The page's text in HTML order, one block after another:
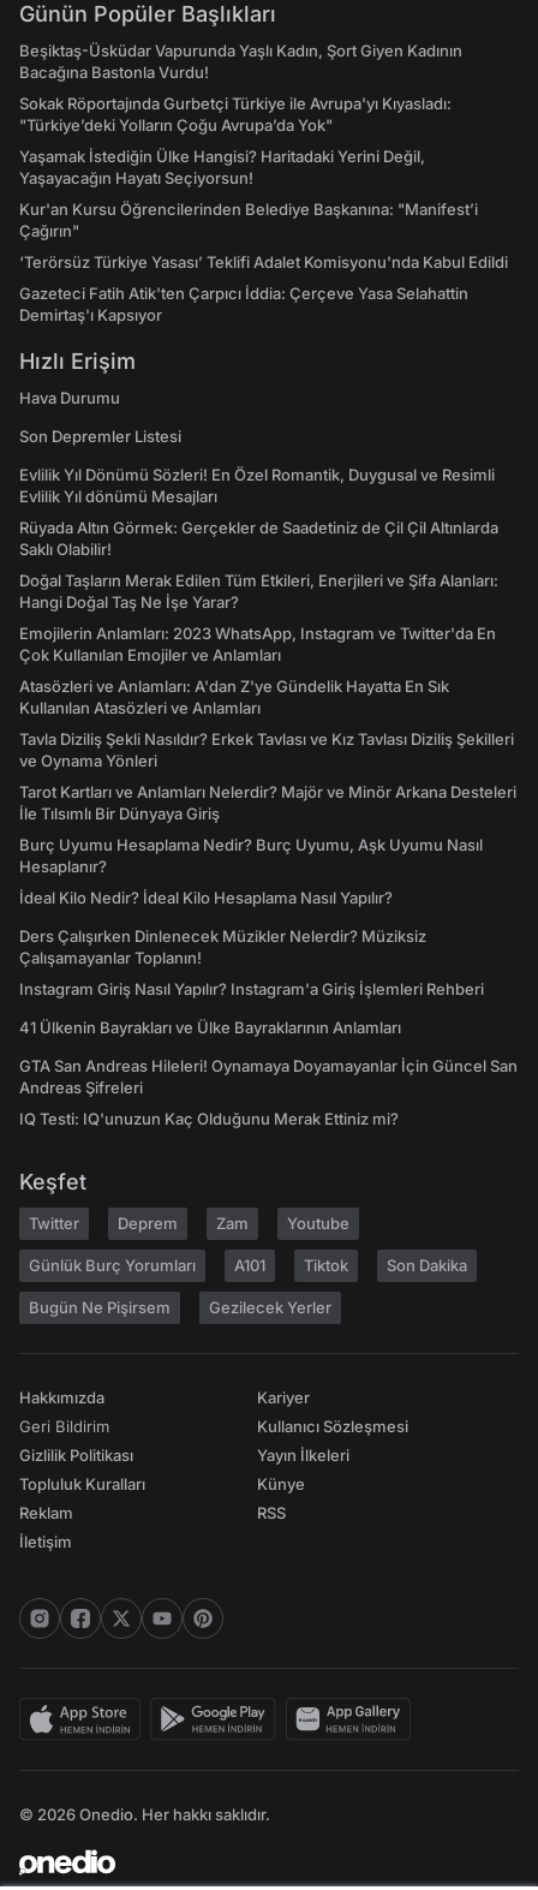
Günün Popüler Başlıkları
Beşiktaş-Üsküdar Vapurunda Yaşlı Kadın, Şort Giyen Kadının
Bacağına Bastonla Vurdu!
Sokak Röportajında Gurbetçi Türkiye ile Avrupa'yı Kıyasladı:
"Türkiye’deki Yolların Çoğu Avrupa’da Yok"
Yaşamak İstediğin Ülke Hangisi? Haritadaki Yerini Değil,
Yaşayacağın Hayatı Seçiyorsun!
Kur'an Kursu Öğrencilerinden Belediye Başkanına: "Manifest’i
Çağırın"
‘Terörsüz Türkiye Yasası’ Teklifi Adalet Komisyonu'nda Kabul Edildi
Gazeteci Fatih Atik'ten Çarpıcı İddia: Çerçeve Yasa Selahattin
Demirtaş'ı Kapsıyor
Hızlı Erişim
Hava Durumu
Son Depremler Listesi
Evlilik Yıl Dönümü Sözleri! En Özel Romantik, Duygusal ve Resimli
Evlilik Yıl dönümü Mesajları
Rüyada Altın Görmek: Gerçekler de Saadetiniz de Çil Çil Altınlarda
Saklı Olabilir!
Doğal Taşların Merak Edilen Tüm Etkileri, Enerjileri ve Şifa Alanları:
Hangi Doğal Taş Ne İşe Yarar?
Emojilerin Anlamları: 2023 WhatsApp, Instagram ve Twitter'da En
Çok Kullanılan Emojiler ve Anlamları
Atasözleri ve Anlamları: A'dan Z'ye Gündelik Hayatta En Sık
Kullanılan Atasözleri ve Anlamları
Tavla Diziliş Şekli Nasıldır? Erkek Tavlası ve Kız Tavlası Diziliş Şekilleri
ve Oynama Yönleri
Tarot Kartları ve Anlamları Nelerdir? Majör ve Minör Arkana Desteleri
İle Tılsımlı Bir Dünyaya Giriş
Burç Uyumu Hesaplama Nedir? Burç Uyumu, Aşk Uyumu Nasıl
Hesaplanır?
İdeal Kilo Nedir? İdeal Kilo Hesaplama Nasıl Yapılır?
Ders Çalışırken Dinlenecek Müzikler Nelerdir? Müziksiz
Çalışamayanlar Toplanın!
Instagram Giriş Nasıl Yapılır? Instagram'a Giriş İşlemleri Rehberi
41 Ülkenin Bayrakları ve Ülke Bayraklarının Anlamları
GTA San Andreas Hileleri! Oynamaya Doyamayanlar İçin Güncel San
Andreas Şifreleri
IQ Testi: IQ'unuzun Kaç Olduğunu Merak Ettiniz mi?
Keşfet
Twitter Deprem Zam Youtube
Günlük Burç Yorumları A101 Tiktok Son Dakika
Bugün Ne Pişirsem Gezilecek Yerler
Hakkımızda
Geri Bildirim
Gizlilik Politikası
Topluluk Kuralları
Reklam
İletişim
Kariyer
Kullanıcı Sözleşmesi
Yayın İlkeleri
Künye
RSS
© 2026 Onedio. Her hakkı saklıdır.